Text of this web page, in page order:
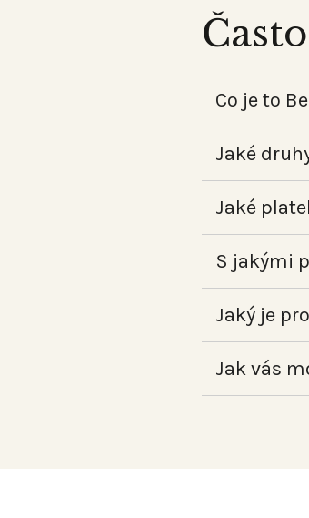
Co je to
Jaké
Jaké
S jakými
Jaký je
Jak vás